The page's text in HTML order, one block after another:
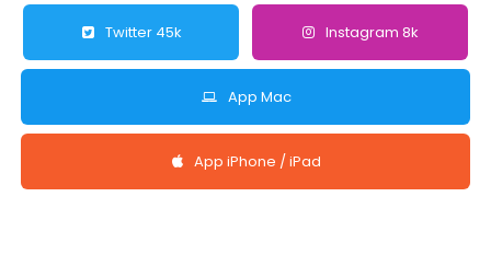
Twitter 45k Instagram 8k
App Mac
App iPhone / iPad